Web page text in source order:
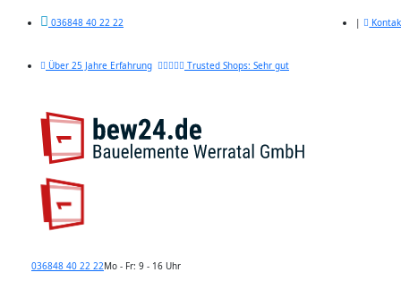
036848 40 22 22 |
Über 25 Jahre Erfahrung Trusted Shops: Sehr gut
036848 40 22 22Mo - Fr: 9 - 16 Uhr